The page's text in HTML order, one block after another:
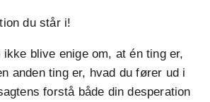
du står i!
blive enige om, at én ting er,
anden ting er, hvad du fører ud i
forstå både din desperation